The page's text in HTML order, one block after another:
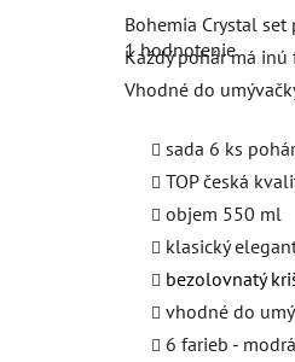
Priemerné
hodnotenie
produktu
je
5,0
hviezdičiek.
1 hodnotenie
Bohemia Crystal
Každý pohár má
Vhodné do
sada 6 ks
TOP česká
objem 550 ml
klasický
bezolovnatý
vhodné do
6 farieb -